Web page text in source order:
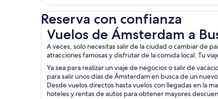
Reserva con confianza
Vuelos de Ámsterdam a
A veces, solo necesitas salir de la ciudad o cambiar de
atracciones famosas y disfrutar de la comida local. Tu
Ya sea para realizar un viaje de negocios o salir de
para salir unos días de Ámsterdam en busca de un
Desde vuelos directos hasta vuelos con llegadas en la
hoteles y rentas de autos para obtener mayores
Vuelos de Ámsterdam a Bussy-Lettrée